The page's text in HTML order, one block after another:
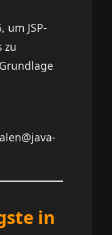
um JSP-
zu
in